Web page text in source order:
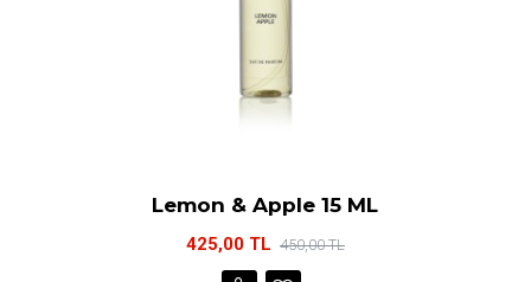
Lemon & Apple 15 ML
425,00 TL 450,00 TL